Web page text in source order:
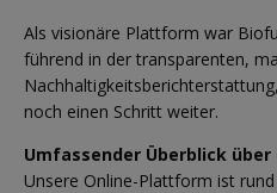
Als visionäre Plattform war
führend in der transparenten,
noch einen Schritt weiter.
Umfassender Überblick
Unsere Online-Plattform ist